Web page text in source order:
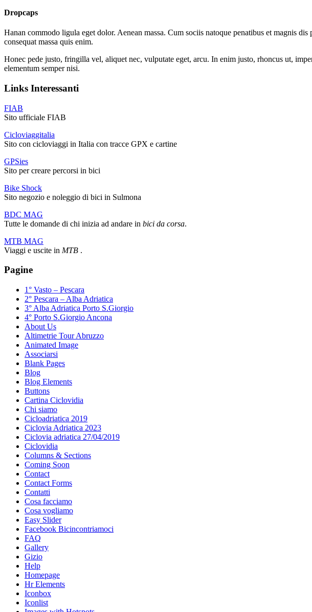
Dropcaps
Hanan commodo ligula eget dolor. Aenean massa. Cum sociis natoque penatibus et magnis
consequat massa quis enim.
Honec pede justo, fringilla vel, aliquet nec, vulputate eget, arcu. In enim justo, rhoncus ut,
elementum semper nisi.
Links Interessanti
FIAB
Sito ufficiale FIAB
Cicloviaggitalia
Sito con cicloviaggi in Italia con tracce GPX e cartine
GPSies
Sito per creare percorsi in bici
Bike Shock
Sito negozio e noleggio di bici in Sulmona
BDC MAG
Tutte le domande di chi inizia ad andare in bici da corsa.
MTB MAG
Viaggi e uscite in MTB .
Pagine
1° Vasto – Pescara
2° Pescara – Alba Adriatica
3° Alba Adriatica Porto S.Giorgio
4° Porto S.Giorgio Ancona
About Us
Altimetrie Tour Abruzzo
Animated Image
Associarsi
Blank Pages
Blog
Blog Elements
Buttons
Cartina Ciclovidia
Chi siamo
Cicloadriatica 2019
Ciclovia Adriatica 2023
Ciclovia adriatica 27/04/2019
Ciclovidia
Columns & Sections
Coming Soon
Contact
Contact Forms
Contatti
Cosa facciamo
Cosa vogliamo
Easy Slider
Facebook Bicincontriamoci
FAQ
Gallery
Gizio
Help
Homepage
Hr Elements
Iconbox
Iconlist